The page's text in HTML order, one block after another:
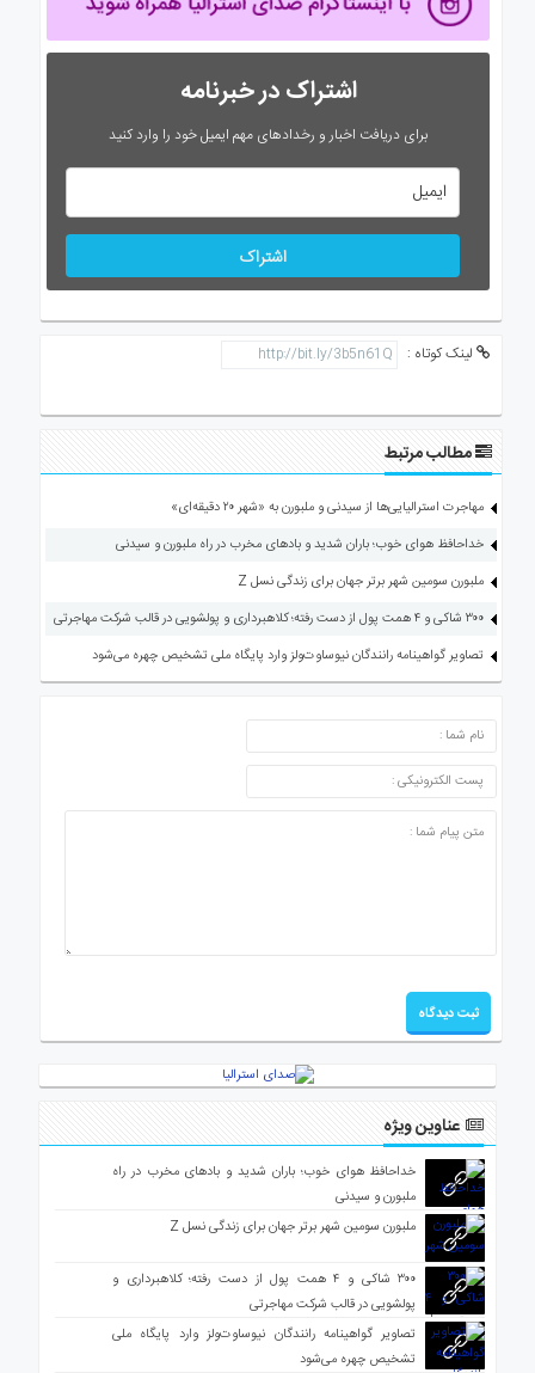
اشتراک در خبرنامه
برای دریافت اخبار و رخدادهای مهم ایمیل خود را وارد کنید
اشتراک
لینک کوتاه :
مطالب مرتبط
مهاجرت استرالیایی‌ها از سیدنی و ملبورن به «شهر ۲۰ دقیقه‌ای»
خداحافظ هوای خوب؛ باران شدید و بادهای مخرب در راه ملبورن و سیدنی
ملبورن سومین شهر برتر جهان برای زندگی نسل Z
۳۰۰ شاکی و ۴ همت پول از دست رفته؛ کلاهبرداری و پولشویی در قالب شرکت مهاجرتی
تصاویر گواهینامه رانندگان نیوساوت‌ولز وارد پایگاه ملی تشخیص چهره می‌شود
ارسال دیدگاه
عناوین ویژه
خداحافظ هوای خوب؛ باران شدید و بادهای مخرب در راه
ملبورن و سیدنی
ملبورن سومین شهر برتر جهان برای زندگی نسل Z
۳۰۰ شاکی و ۴ همت پول از دست رفته؛ کلاهبرداری و
پولشویی در قالب شرکت مهاجرتی
تصاویر گواهینامه رانندگان نیوساوت‌ولز وارد پایگاه ملی
تشخیص چهره می‌شود